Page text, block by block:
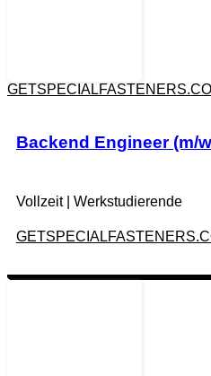
Backend Engineer (m/
Vollzeit| Werkstudierende